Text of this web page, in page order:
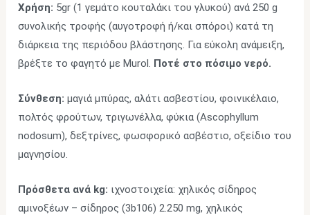
Χρήση: 5gr (1 γεμάτο κουταλάκι του γλυκού) ανά 250 g
συνολικής τροφής (αυγοτροφή ή/και σπόροι) κατά τη
διάρκεια της περιόδου βλάστησης. Για εύκολη ανάμειξη,
βρέξτε το φαγητό με Murol. Ποτέ στο πόσιμο νερό.
Σύνθεση: μαγιά μπύρας, αλάτι ασβεστίου, φοινικέλαιο,
πολτός φρούτων, τριγωνέλλα, φύκια (Ascophyllum
nodosum), δεξτρίνες, φωσφορικό ασβέστιο, οξείδιο του
μαγνησίου.
Πρόσθετα ανά kg: ιχνοστοιχεία: χηλικός σίδηρος
αμινοξέων – σίδηρος (3b106) 2.250 mg, χηλικός